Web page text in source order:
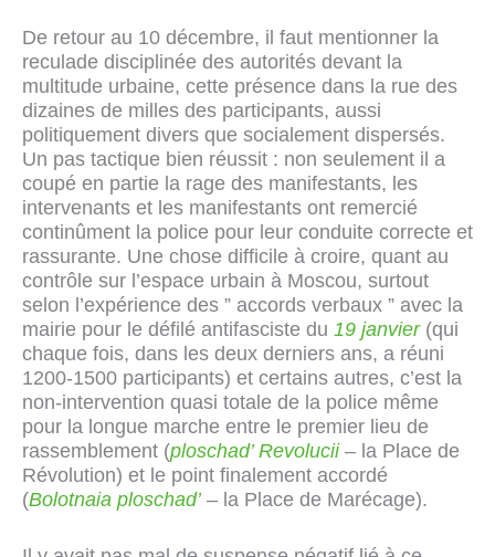
De retour au 10 décembre, il faut mentionner la
reculade disciplinée des autorités devant la
multitude urbaine, cette présence dans la rue des
dizaines de milles des participants, aussi
politiquement divers que socialement dispersés.
Un pas tactique bien réussit : non seulement il a
coupé en partie la rage des manifestants, les
intervenants et les manifestants ont remercié
continûment la police pour leur conduite correcte et
rassurante. Une chose difficile à croire, quant au
contrôle sur l’espace urbain à Moscou, surtout
selon l’expérience des ” accords verbaux ” avec la
mairie pour le défilé antifasciste du 19 janvier(qui
chaque fois, dans les deux derniers ans, a réuni
1200-1500 participants) et certains autres, c’est la
non-intervention quasi totale de la police même
pour la longue marche entre le premier lieu de
rassemblement (ploschad’ Revolucii– la Place de
Révolution) et le point finalement accordé
(Bolotnaia ploschad’– la Place de Marécage).